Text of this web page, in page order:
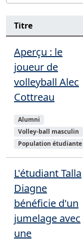
Titre
Aperçu : le
joueur de
volleyball Alec
Cottreau
Sujets
Alumni
Volley-ball masculin
Population étudiante
L'étudiant Talla
Diagne
bénéficie d'un
jumelage avec
une